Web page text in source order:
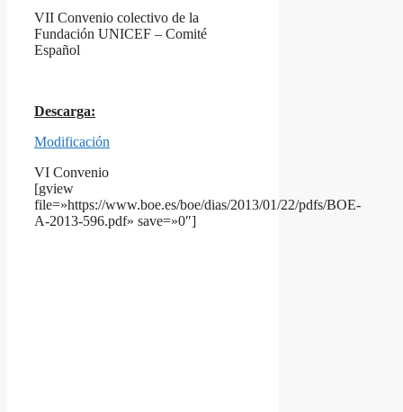
VII Convenio colectivo de la
Fundación UNICEF – Comité
Español
Descarga:
Modificación
VI Convenio
[gview
file=»https://www.boe.es/boe/dias/2013/01/22/pdfs/BOE-
A-2013-596.pdf» save=»0″]